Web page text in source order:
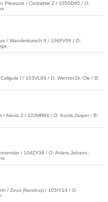
Pleasure / Cordalme Z / 105SD95 / O:
/ Wanderbursch II / 106FV06 / O:
I / 103VL83 / O: Wenzel,Dr. Ole / B:
/ Alexis Z / 103MR64 / O: Kools,Jasper / B:
/ 104ZY38 / O: Ahlers,Johann-
/ Zeus (Nurzeus) / 105IY14 / O: